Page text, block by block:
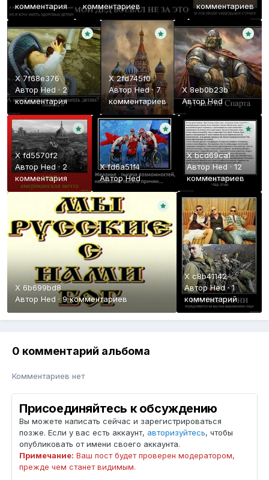
комментария
комментариев
комментариев
X 7f68e376
АвторHed · 2
комментария
X 2fd745f0
АвторHed·7
комментариев
X 8eb0b23b
АвторHed
X fd5570f2
АвторHed· 2
комментария
X fd6a51f4
АвторHed
X bcd69ca1
АвторHed·12
комментариев
X 6b699bd8
Автор Hed · 9 комментариев
X c8b41142
АвторHed·1
комментарий
0 комментарий альбома
Комментариев нет
Присоединяйтесь к обсуждению
Вы можете написать сейчас и зарегистрироваться
позже. Если у вас есть аккаунт, авторизуйтесь, чтобы
опубликовать от имени своего аккаунта.
Примечание: Ваш пост будет проверен модератором,
прежде чем станет видимым.